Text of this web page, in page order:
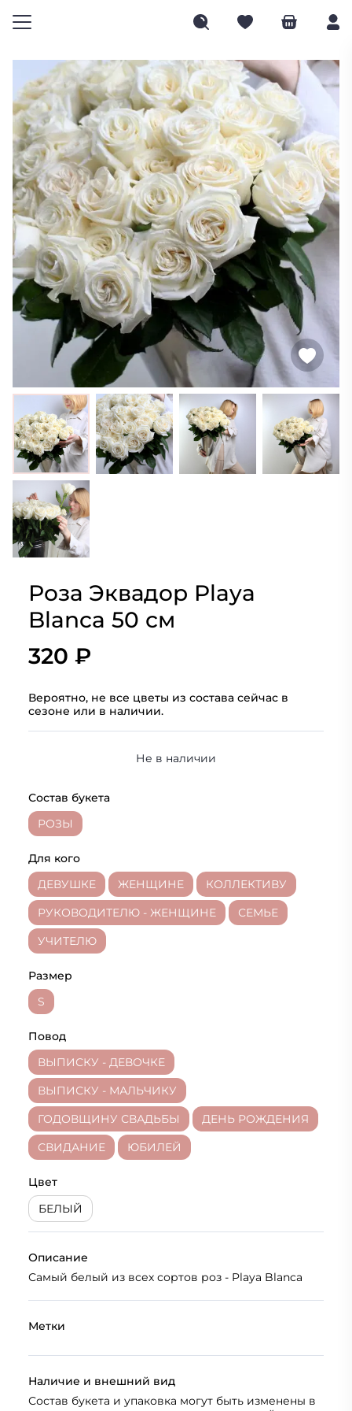
Роза Эквадор Playa
Blanca 50 см
320 ₽
Вероятно, не все цветы из состава сейчас в
сезоне или в наличии.
Не в наличии
Состав букета
РОЗЫ
Для кого
ДЕВУШКЕ
ЖЕНЩИНЕ
КОЛЛЕКТИВУ
РУКОВОДИТЕЛЮ - ЖЕНЩИНЕ
СЕМЬЕ
УЧИТЕЛЮ
Размер
S
Повод
ВЫПИСКУ - ДЕВОЧКЕ
ВЫПИСКУ - МАЛЬЧИКУ
ГОДОВЩИНУ СВАДЬБЫ
ДЕНЬ РОЖДЕНИЯ
СВИДАНИЕ
ЮБИЛЕЙ
Цвет
БЕЛЫЙ
Описание
Самый белый из всех сортов роз - Playa Blanca
Метки
Наличие и внешний вид
Состав букета и упаковка могут быть изменены в